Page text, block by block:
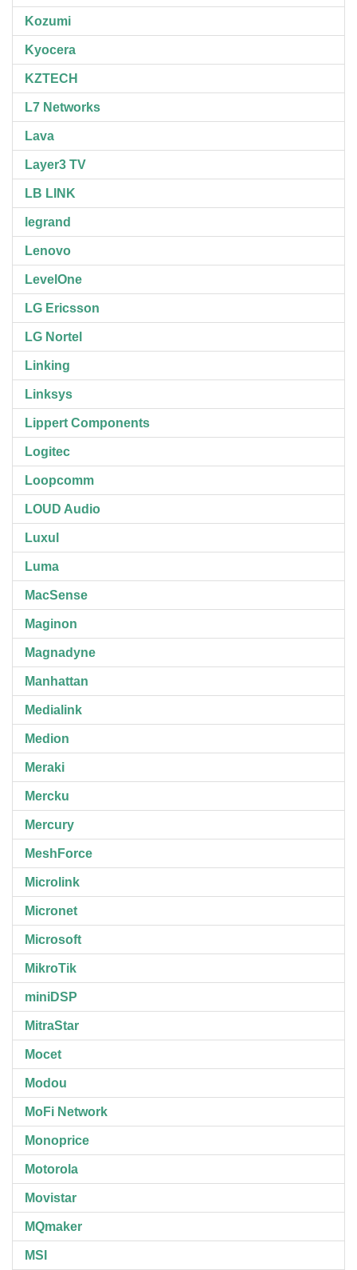
Kozumi
Kyocera
KZTECH
L7 Networks
Lava
Layer3 TV
LB LINK
legrand
Lenovo
LevelOne
LG Ericsson
LG Nortel
Linking
Linksys
Lippert Components
Logitec
Loopcomm
LOUD Audio
Luxul
Luma
MacSense
Maginon
Magnadyne
Manhattan
Medialink
Medion
Meraki
Mercku
Mercury
MeshForce
Microlink
Micronet
Microsoft
MikroTik
miniDSP
MitraStar
Mocet
Modou
MoFi Network
Monoprice
Motorola
Movistar
MQmaker
MSI